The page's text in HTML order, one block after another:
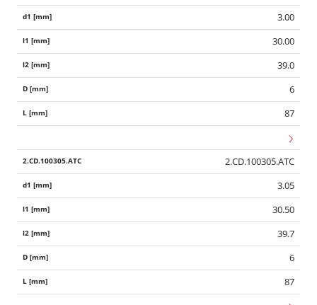
3.00
30.00
39.0
6
87
2.CD.100305.ATC
3.05
30.50
39.7
6
87